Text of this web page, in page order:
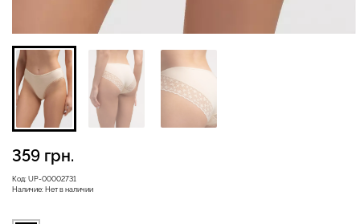
Код: UP-00002731
Наличие: Нет в наличии
359 грн.
Бесшовная бразилиана с
легкой коррекцией
black (черный) Giulia